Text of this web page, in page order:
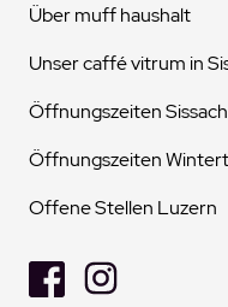
Über muff haushalt
Unser caffé vitrum in
Öffnungszeiten Sissach
Öffnungszeiten
Offene Stellen Luzern